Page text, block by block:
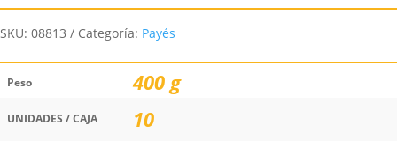
SKU: 08813 Categoría: Payés
Peso 400 g
UNIDADES / CAJA 10